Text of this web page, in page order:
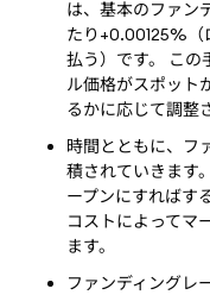
は、基本のファン
たり+0.00125%（
払う）です。 この
ル価格がスポット
るかに応じて調整
時間とともに、フ
積されていきます
ープンにすればす
コストによってマ
ます。
ファンディングレ